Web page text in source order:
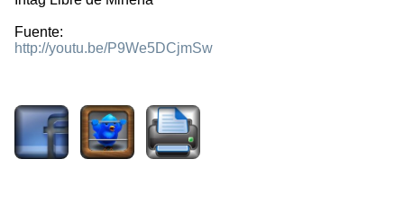
Fuente:
http://youtu.be/P9We5DCjmSw